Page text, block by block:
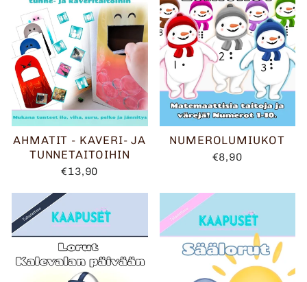
AHMATIT - KAVERI- JA
TUNNETAITOIHIN
€13,90
NUMEROLUMIUKOT
€8,90